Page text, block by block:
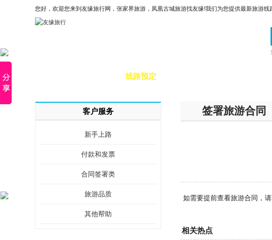
您好，欢迎您来到友缘旅行网，张家界旅游，凤凰古城旅游找友缘!我们为您提供最新旅游线
线路预定
客户服务
新手上路
付款和发票
合同签署类
旅游品质
其他帮助
签署旅游合同
如需要提前查看旅游合同，
相关热点
×